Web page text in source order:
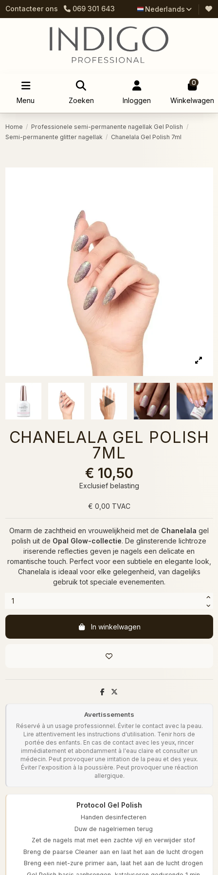
Contacteer ons 069 301 643 Nederlands
Menu Zoeken Inloggen
0
Winkelwagen
Home
Professionele semi-permanente nagellak Gel Polish
Semi-permanente glitter nagellak
Chanelala Gel Polish 7ml
CHANELALA GEL POLISH
7ML
€ 10,50
Exclusief belasting
€ 0,00 TVAC
Omarm de zachtheid en vrouwelijkheid met de Chanelala gel
polish uit de Opal Glow-collectie. De glinsterende lichtroze
iriserende reflecties geven je nagels een delicate en
romantische touch. Perfect voor een subtiele en elegante look,
Chanelala is ideaal voor elke gelegenheid, van dagelijks
gebruik tot speciale evenementen.
In winkelwagen
Avertissements
Réservé à un usage professionnel. Éviter le contact avec la peau.
Lire attentivement les instructions d'utilisation. Tenir hors de
portée des enfants. En cas de contact avec les yeux, rincer
immédiatement et abondamment à l'eau claire et consulter un
médecin. Peut provoquer une irritation de la peau et des yeux.
Éviter l'exposition à la poussière. Peut provoquer une réaction
allergique.
Protocol Gel Polish
Handen desinfecteren
Duw de nagelriemen terug
Zet de nagels mat met een zachte vijl en verwijder stof
Breng de paarse Cleaner aan en laat het aan de lucht drogen
Breng een niet-zure primer aan, laat het aan de lucht drogen